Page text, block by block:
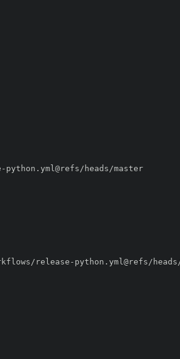
-
python.yml@refs/heads/master
release -